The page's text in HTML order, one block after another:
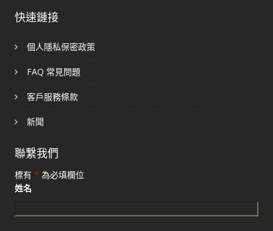
快速鏈接
個人隱私保密政策
FAQ 常見問題
客戶服務條款
新聞
聯繫我們
標有 * 為必填欄位
姓名